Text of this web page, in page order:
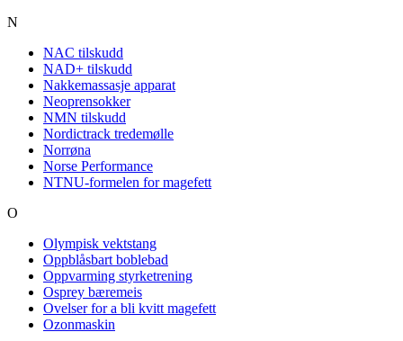
N
NAC tilskudd
NAD+ tilskudd
Nakkemassasje apparat
Neoprensokker
NMN tilskudd
Nordictrack tredemølle
Norrøna
Norse Performance
NTNU-formelen for magefett
O
Olympisk vektstang
Oppblåsbart boblebad
Oppvarming styrketrening
Osprey bæremeis
Ovelser for a bli kvitt magefett
Ozonmaskin